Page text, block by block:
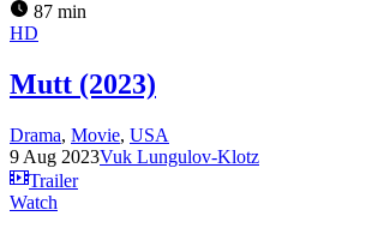
87 min
HD
Mutt (2023)
Drama, Movie, USA
9 Aug 2023Vuk Lungulov-Klotz
Trailer
Watch